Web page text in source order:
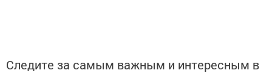
Следите за самым важным и интересным в